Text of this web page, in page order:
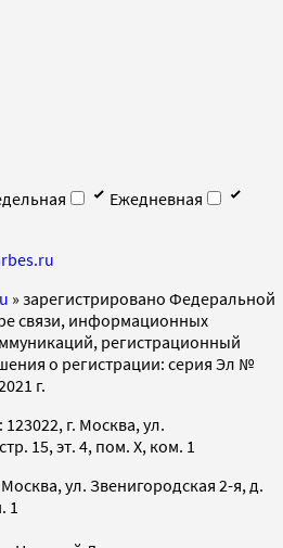
Ежедневная
» зарегистрировано Федеральной
связи, информационных
регистрационный
о регистрации: серия Эл №
г.
г. Москва, ул.
15, эт. 4, пом. X, ком. 1
ул. Звенигородская 2-я, д.
1